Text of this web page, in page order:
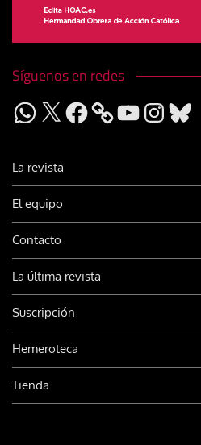
Síguenos en redes
WhatsApp
X Facebook YouTubeInstagram
Bluesky
La revista
El equipo
Contacto
La última revista
Suscripción
Hemeroteca
Tienda